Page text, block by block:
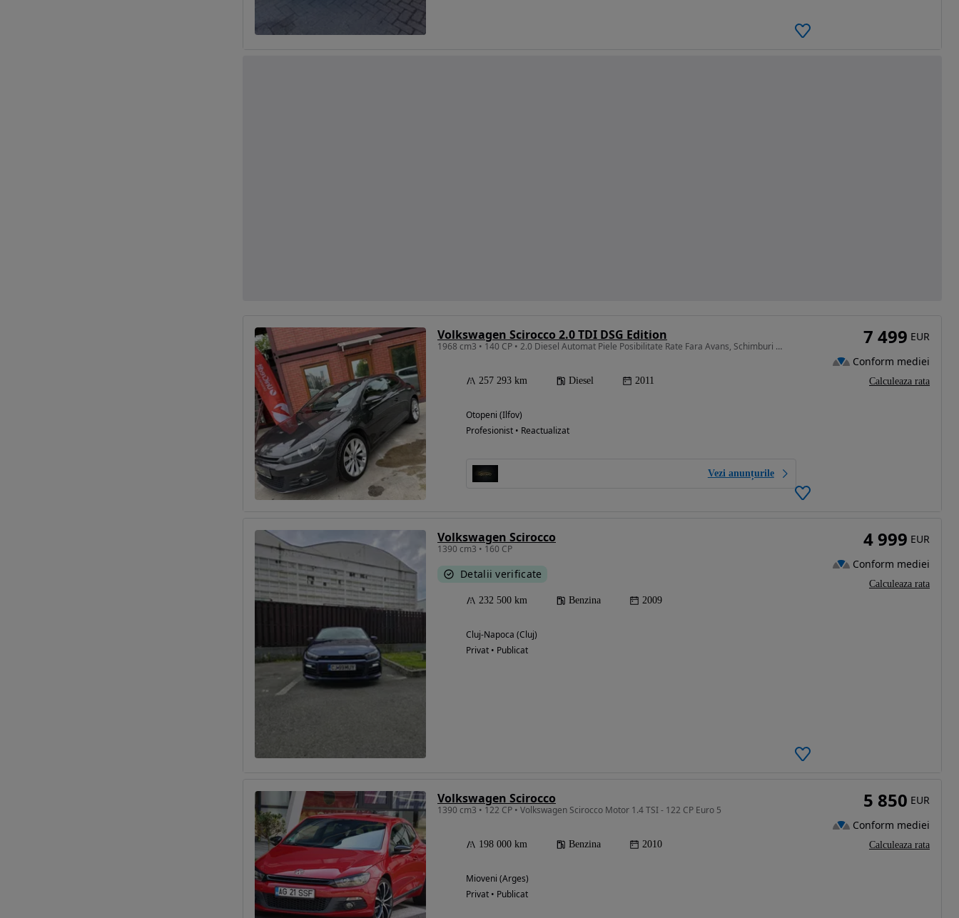
Volkswagen Scirocco 2.0 TDI DSG Edition
1968 cm3 • 140 CP • 2.0 Diesel Automat Piele Posibilitate Rate Fara Avans, Schimburi Auto
257 293 km Diesel 2011
Otopeni (Ilfov)
Profesionist • Reactualizat
Vezi anunțurile
7 499 EUR
Conform mediei
Calculeaza rata
Volkswagen Scirocco
1390 cm3 • 160 CP
Detalii verificate
232 500 km Benzina 2009
Cluj-Napoca (Cluj)
Privat • Publicat
4 999 EUR
Conform mediei
Calculeaza rata
Volkswagen Scirocco
1390 cm3 • 122 CP • Volkswagen Scirocco Motor 1.4 TSI - 122 CP Euro 5
198 000 km Benzina 2010
Mioveni (Arges)
Privat • Publicat
5 850 EUR
Conform mediei
Calculeaza rata